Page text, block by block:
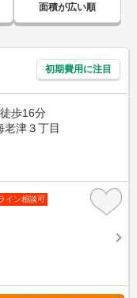
面積が広い順
初期費用に注目
歩16分
老津３丁目
イン相談可